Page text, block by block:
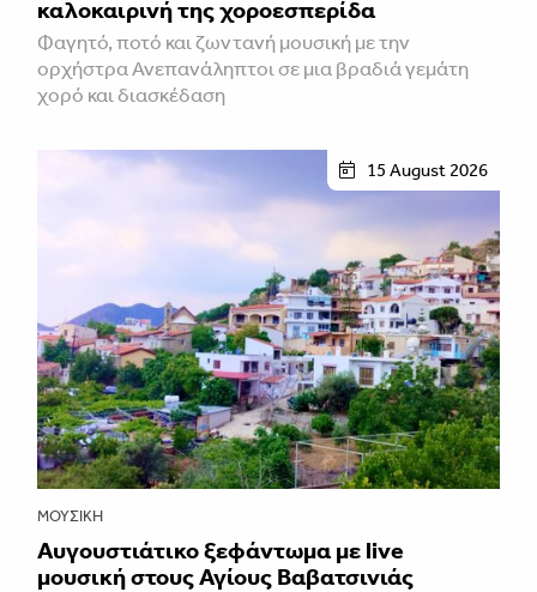
καλοκαιρινή της χοροεσπερίδα
Φαγητό, ποτό και ζωντανή μουσική με την
ορχήστρα Ανεπανάληπτοι σε μια βραδιά γεμάτη
χορό και διασκέδαση
15 August 2026
ΜΟΥΣΙΚΉ
Αυγουστιάτικο ξεφάντωμα με live
μουσική στους Αγίους Βαβατσινιάς